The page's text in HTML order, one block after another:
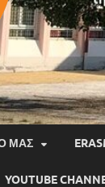
ΜΑΣ
YOUTUBE